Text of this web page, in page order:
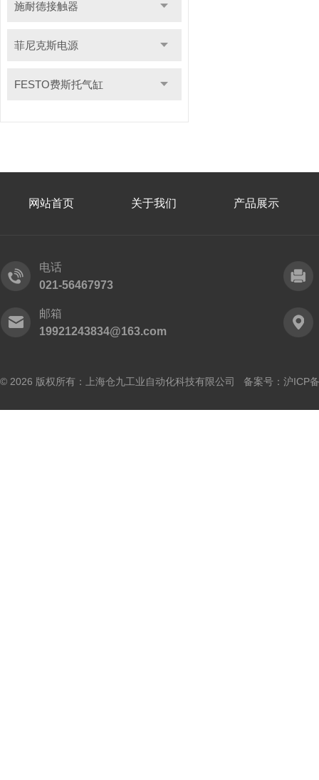
施耐德接触器
菲尼克斯电源
FESTO费斯托气缸
网站首页 关于我们 产品展示
电话
021-56467973
邮箱
19921243834@163.com
© 2026 版权所有：上海仓九工业自动化科技有限公司 备案号： 沪ICP